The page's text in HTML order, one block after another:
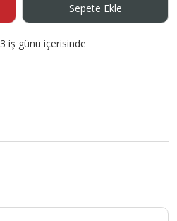
Sepete Ekle
3 iş günü içerisinde